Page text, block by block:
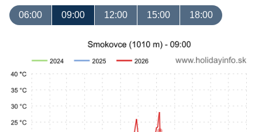
06:00 09:00 12:00 15:00 18:00